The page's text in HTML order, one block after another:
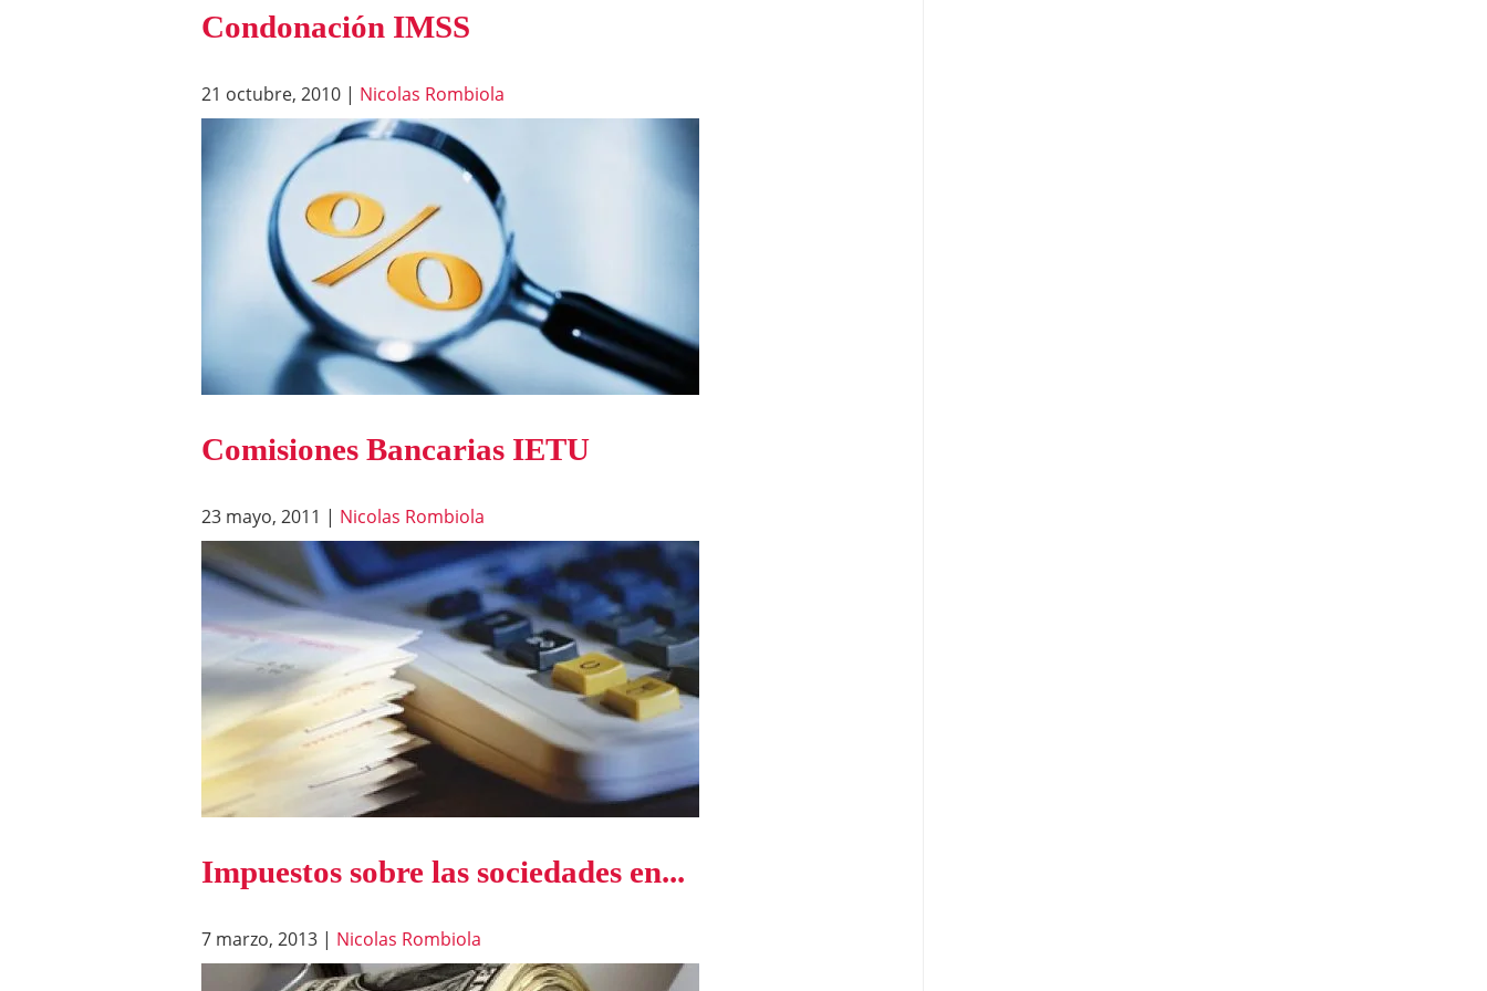
Condonación IMSS
21 octubre, 2010 | Nicolas Rombiola
Comisiones Bancarias IETU
23 mayo, 2011 | Nicolas Rombiola
Impuestos sobre las sociedades en...
7 marzo, 2013 | Nicolas Rombiola